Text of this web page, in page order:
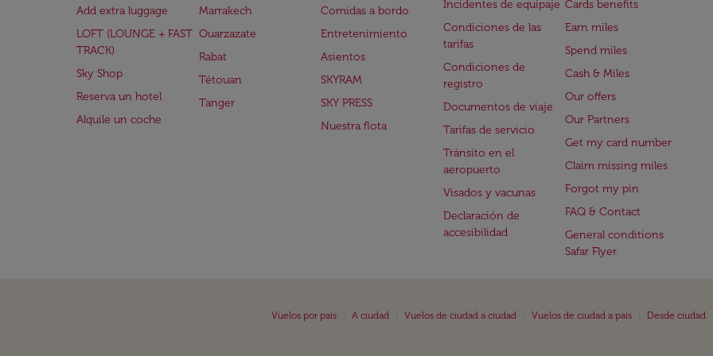
Add extra luggage
LOFT (LOUNGE + FAST
TRACK)
Sky Shop
Reserva un hotel
Alquile un coche
Marrakech
Ouarzazate
Rabat
Tétouan
Tanger
Comidas a bordo
Entretenimiento
Asientos
SKYRAM
SKY PRESS
Nuestra flota
Incidentes de equipaje
Condiciones de las
tarifas
Condiciones de
registro
Documentos de viaje
Tarifas de servicio
Tránsito en el
aeropuerto
Visados y vacunas
Declaración de
accesibilidad
Cards benefits
Earn miles
Spend miles
Cash & Miles
Our offers
Our Partners
Get my card number
Claim missing miles
Forgot my pin
FAQ & Contact
General conditions
Safar Flyer
Vuelos por país A ciudad Vuelos de ciudad a ciudad Vuelos de ciudad a país Desde ciudad